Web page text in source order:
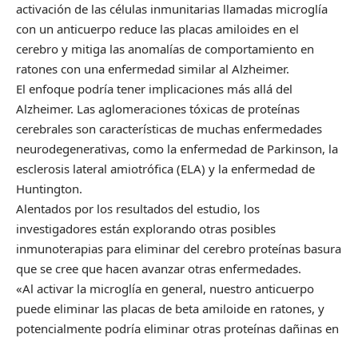
activación de las células inmunitarias llamadas microglía
con un anticuerpo reduce las placas amiloides en el
cerebro y mitiga las anomalías de comportamiento en
ratones con una enfermedad similar al Alzheimer.
El enfoque podría tener implicaciones más allá del
Alzheimer. Las aglomeraciones tóxicas de proteínas
cerebrales son características de muchas enfermedades
neurodegenerativas, como la enfermedad de Parkinson, la
esclerosis lateral amiotrófica (ELA) y la enfermedad de
Huntington.
Alentados por los resultados del estudio, los
investigadores están explorando otras posibles
inmunoterapias para eliminar del cerebro proteínas basura
que se cree que hacen avanzar otras enfermedades.
«Al activar la microglía en general, nuestro anticuerpo
puede eliminar las placas de beta amiloide en ratones, y
potencialmente podría eliminar otras proteínas dañinas en